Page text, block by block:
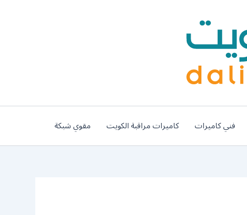
فني كاميرات كاميرات مراقبة الكويت مقوي شبكة